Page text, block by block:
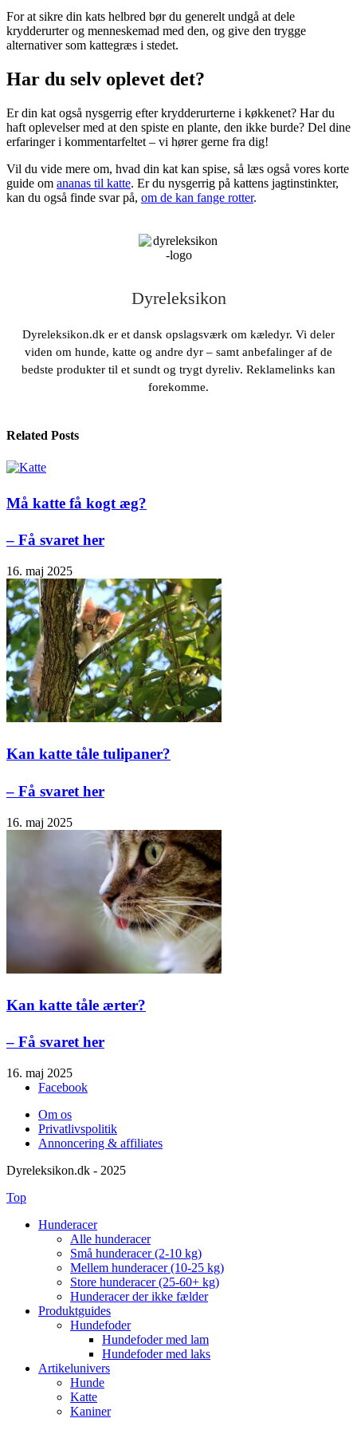
For at sikre din kats helbred bør du generelt undgå at dele
krydderurter og menneskemad med den, og give den trygge
alternativer som kattegræs i stedet.
Har du selv oplevet det?
Er din kat også nysgerrig efter krydderurterne i køkkenet? Har du
haft oplevelser med at den spiste en plante, den ikke burde? Del dine
erfaringer i kommentarfeltet – vi hører gerne fra dig!
Vil du vide mere om, hvad din kat kan spise, så læs også vores korte
guide om ananas til katte. Er du nysgerrig på kattens jagtinstinkter,
kan du også finde svar på, om de kan fange rotter.
Dyreleksikon
Dyreleksikon.dk er et dansk opslagsværk om kæledyr. Vi deler
viden om hunde, katte og andre dyr – samt anbefalinger af de
bedste produkter til et sundt og trygt dyreliv. Reklamelinks kan
forekomme.
Related Posts
Må katte få kogt æg?
– Få svaret her
16. maj 2025
Kan katte tåle tulipaner?
– Få svaret her
16. maj 2025
Kan katte tåle ærter?
– Få svaret her
16. maj 2025
Facebook
Om os
Privatlivspolitik
Annoncering & affiliates
Dyreleksikon.dk - 2025
Top
Hunderacer
Alle hunderacer
Små hunderacer (2-10 kg)
Mellem hunderacer (10-25 kg)
Store hunderacer (25-60+ kg)
Hunderacer der ikke fælder
Produktguides
Hundefoder
Hundefoder med lam
Hundefoder med laks
Artikelunivers
Hunde
Katte
Kaniner